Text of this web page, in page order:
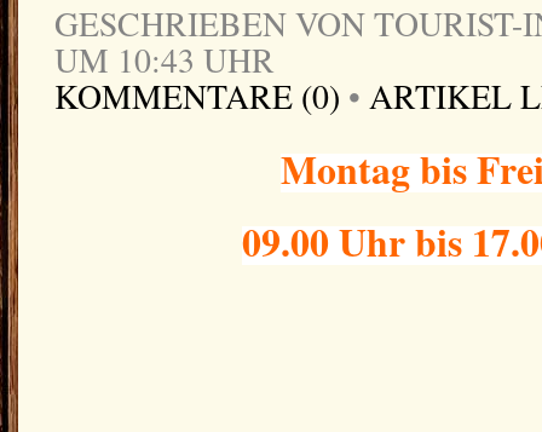
GESCHRIEBEN VON TOURIST-
UM 10:43 UHR
KOMMENTARE (0) • ARTIKEL
Montag bis
09.00 Uhr bis